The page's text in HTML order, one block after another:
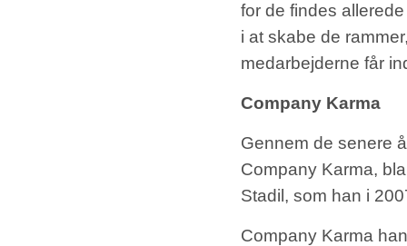
for de findes
i at skabe de
medarbejderne får
Company Karma
Gennem de senere
Company Karma,
Stadil, som han i
Company Karma